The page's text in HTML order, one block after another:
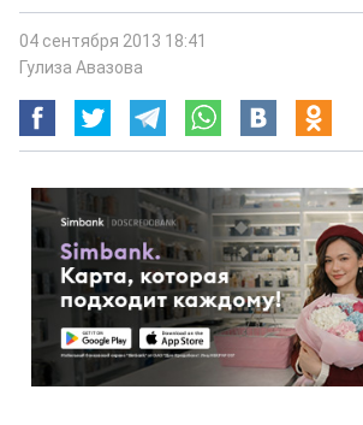
04 сентября 2013 18:41
Гулиза Авазова